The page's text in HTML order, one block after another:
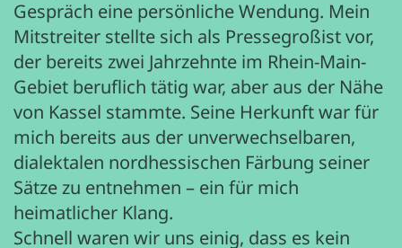
Gespräch eine persönliche Wendung. Mein
Mitstreiter stellte sich als Pressegroßist vor,
der bereits zwei Jahrzehnte im Rhein-Main-
Gebiet beruflich tätig war, aber aus der Nähe
von Kassel stammte. Seine Herkunft war für
mich bereits aus der unverwechselbaren,
dialektalen nordhessischen Färbung seiner
Sätze zu entnehmen – ein für mich
heimatlicher Klang.
Schnell waren wir uns einig, dass es kein